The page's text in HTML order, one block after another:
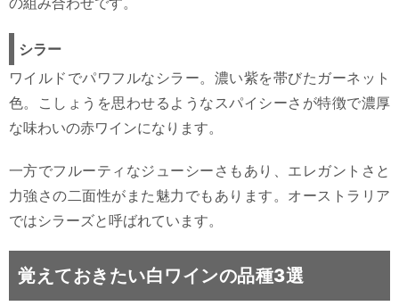
シラー
ワイルドでパワフルなシラー。濃い紫を帯びたガーネット
色。こしょうを思わせるようなスパイシーさが特徴で濃厚
な味わいの赤ワインになります。
一方でフルーティなジューシーさもあり、エレガントさと
力強さの二面性がまた魅力でもあります。オーストラリア
ではシラーズと呼ばれています。
覚えておきたい白ワインの品種3選